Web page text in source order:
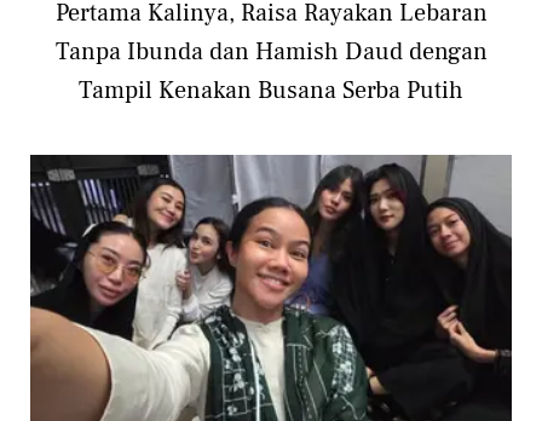
Pertama Kalinya, Raisa Rayakan Lebaran
Tanpa Ibunda dan Hamish Daud dengan
Tampil Kenakan Busana Serba Putih